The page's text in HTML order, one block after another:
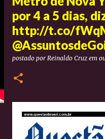
por 4 a 5 dias,
http://t.co/
postado por Reinaldo Cruz em